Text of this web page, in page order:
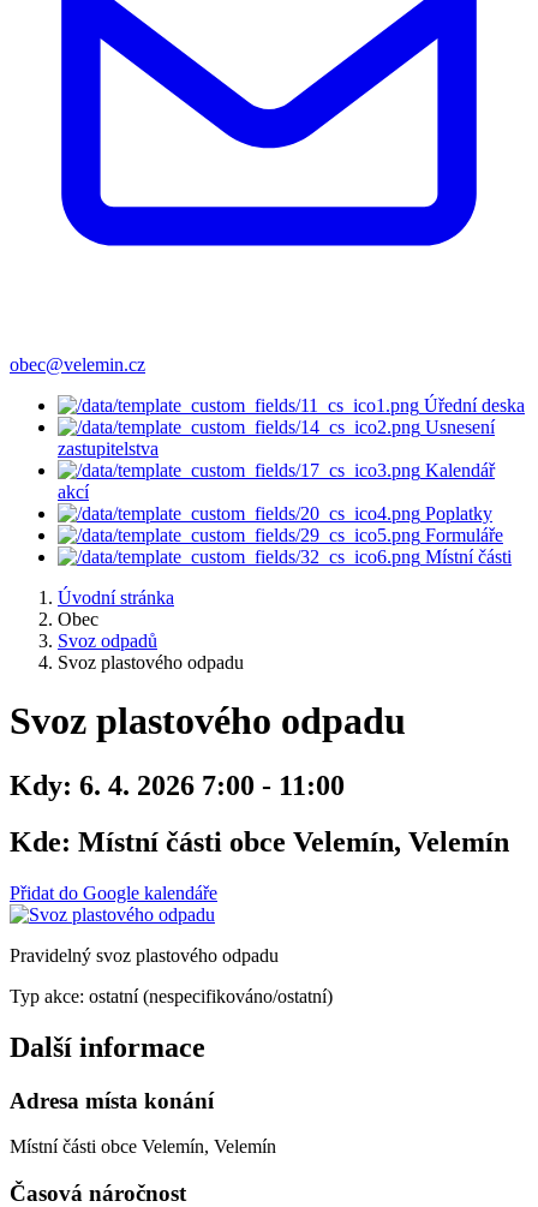
obec@velemin.cz
Úřední deska
Usnesení
zastupitelstva
Kalendář
akcí
Poplatky
Formuláře
Místní části
Úvodní stránka
Obec
Svoz odpadů
Svoz plastového odpadu
Svoz plastového odpadu
Kdy: 6. 4. 2026 7:00 - 11:00
Kde: Místní části obce Velemín, Velemín
Přidat do Google kalendáře
Pravidelný svoz plastového odpadu
Typ akce: ostatní (nespecifikováno/ostatní)
Další informace
Adresa místa konání
Místní části obce Velemín, Velemín
Časová náročnost